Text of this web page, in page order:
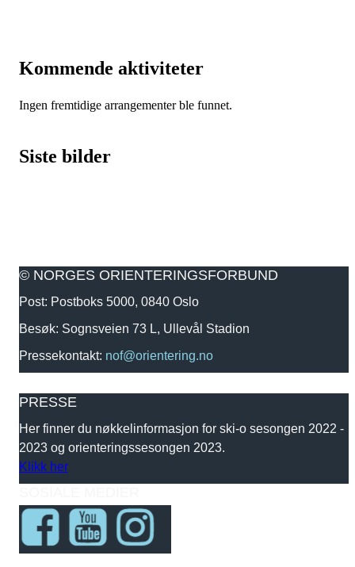
Kommende aktiviteter
Ingen fremtidige arrangementer ble funnet.
Siste bilder
© NORGES ORIENTERINGSFORBUND
Post: Postboks 5000, 0840 Oslo
Besøk: Sognsveien 73 L, Ullevål Stadion
Pressekontakt: nof@orientering.no
PRESSE
Her finner du nøkkelinformasjon for ski-o sesongen 2022 -
2023 og orienteringssesongen 2023.
Klikk her